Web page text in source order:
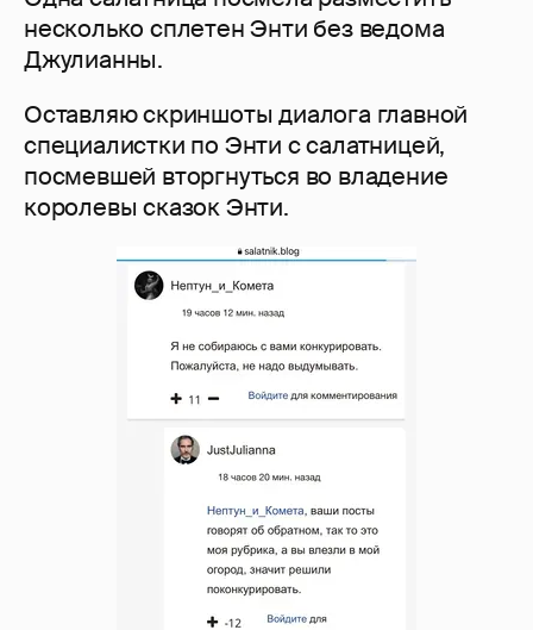
несколько сплетен Энти без ведома
Джулианны.
Оставляю скриншоты диалога главной
специалистки по Энти с салатницей,
посмевшей вторгнуться во владение
королевы сказок Энти.